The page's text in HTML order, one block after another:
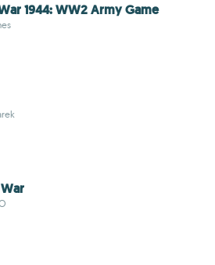
1944: WW2 Army Game